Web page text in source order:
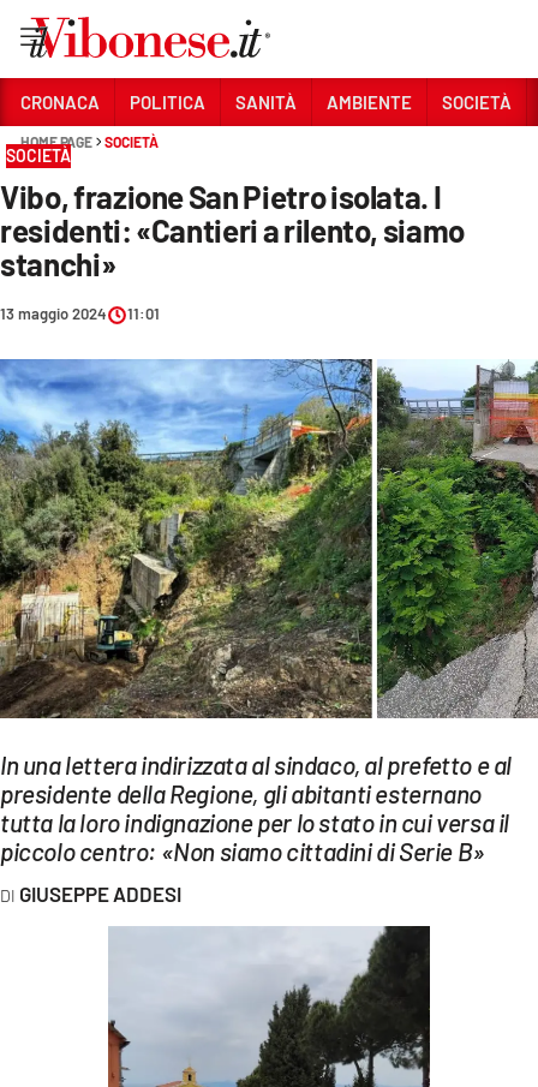
Sezioni
CRONACA
POLITICA
SOCIETÀ
CULTURA
ECONOMIA E LAVORO
EVENTI
SPORT
Streaming
LAC TV
LAC NETWORK
LAC ONAIR
LaC
Network
LACONAIR.IT
CRONACA POLITICA SANITÀ AMBIENTE SOCIETÀ
HOME PAGE SOCIETÀ
SOCIETÀ
Vibo, frazione San Pietro isolata. I
residenti: «Cantieri a rilento, siamo
stanchi»
13 maggio 2024 11:01
In una lettera indirizzata al sindaco, al prefetto e al
presidente della Regione, gli abitanti esternano
tutta la loro indignazione per lo stato in cui versa il
piccolo centro: «Non siamo cittadini di Serie B»
GIUSEPPE ADDESI